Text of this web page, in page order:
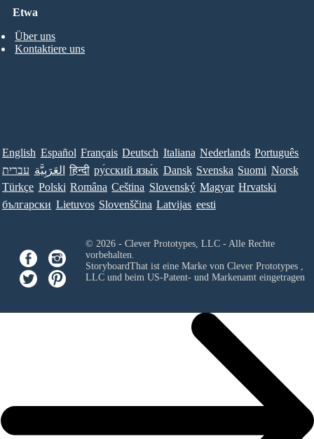
Etwa
Über uns
Kontaktiere uns
English Español Français Deutsch Italiana Nederlands Português
עברית العَرَبِيَّة हिन्दी ру́сский язы́к Dansk Svenska Suomi Norsk
Türkçe Polski Româna Ceština Slovenský Magyar Hrvatski
български Lietuvos Slovenščina Latvijas eesti
© 2026 - Clever Prototypes, LLC - Alle Rechte
vorbehalten.
StoryboardThat ist eine Marke von Clever Prototypes ,
LLCund beim US-Patent- und Markenamt eingetragen